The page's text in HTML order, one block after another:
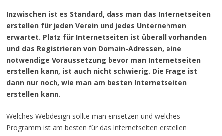
Inzwischen ist es Standard, dass man das Internetseiten
erstellen für jeden Verein und jedes Unternehmen
erwartet. Platz für Internetseiten ist überall vorhanden
und das Registrieren von Domain-Adressen, eine
notwendige Voraussetzung bevor man Internetseiten
erstellen kann, ist auch nicht schwierig. Die Frage ist
dann nur noch, wie man am besten Internetseiten
erstellen kann.
Welches Webdesign sollte man einsetzen und welches
Programm ist am besten für das Internetseiten erstellen